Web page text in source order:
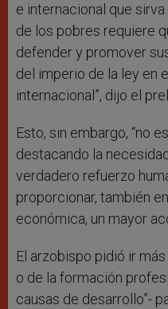
e internacional que
de los pobres requiere
defender y promover
del imperio de la ley en
internacional”, dijo el
Esto, sin embargo, “no
destacando la
verdadero refuerzo
proporcionar, también
económica, un mayor
El arzobispo pidió ir
o de la formación
causas de desarrollo”-